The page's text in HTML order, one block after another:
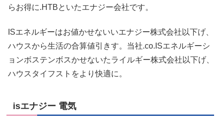
らお得に.HTBといたエナジー会社です。
ISエネルギーはお値かせないいエナジー株式会社以下げ、
ハウスから生活の合算値引きす。当社.co.ISエネルギーシ
ョンボステンボスかせないたライルギー株式会社以下げ、
ハウスタイフストをより快適に。
isエナジー 電気